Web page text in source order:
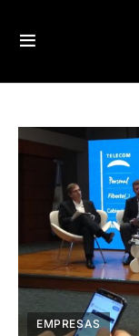
EMPRESAS